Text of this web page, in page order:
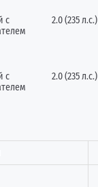
с
2.0 (235 л.с.)
с
2.0 (235 л.с.)